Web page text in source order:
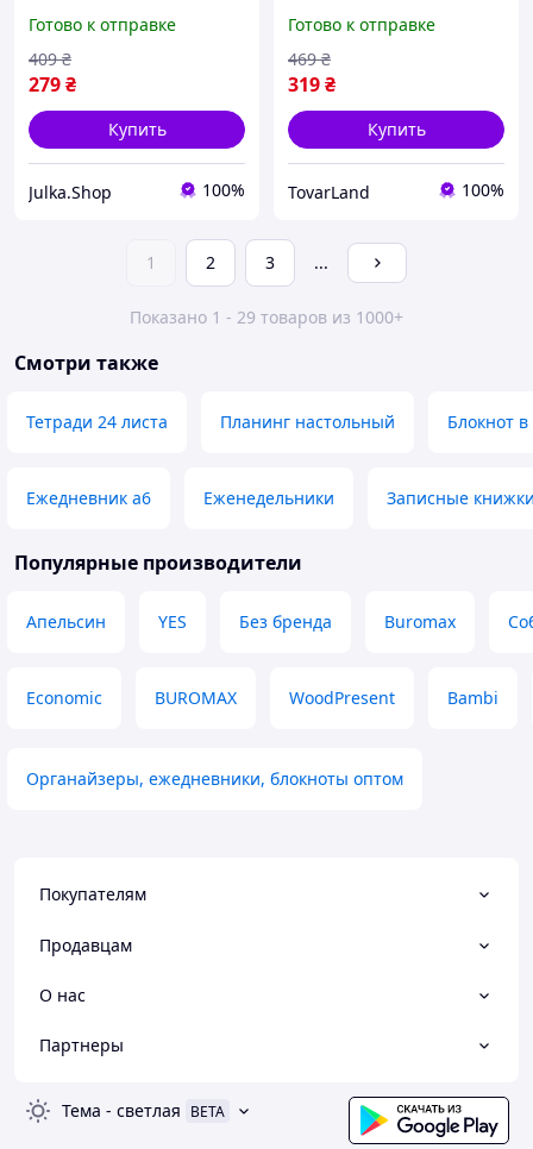
для учебы Premium
Готово к отправке
279₴
409 ₴
Купить
Julka.Shop 100%
спирали цвет антрацит
Готово к отправке
319₴
469 ₴
Купить
TovarLand 100%
1 2 3 ...
Показано 1 - 29 товаров из 1000+
Смотри также
Тетради 24 листа Планинг настольный Блокнот в
Ежедневник а6 Еженедельники Записные
Популярные производители
Апельсин YES Без бренда Buromax
Economic BUROMAX WoodPresent Bambi
Органайзеры, ежедневники, блокноты оптом
Покупателям
Продавцам
О нас
Партнеры
Тема - светлая BETA